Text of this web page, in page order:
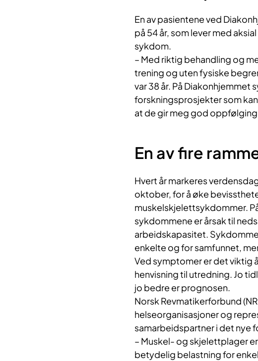
En av pasientene ved
på 54 år, som lever med
sykdom.
– Med riktig behandling og
trening og uten fysiske
var 38 år. På Diakonhjemmet
forskningsprosjekter som
at de gir meg god
En av fire
Hvert år markeres
oktober, for å øke
muskelskjelettsykdommer.
sykdommene er årsak til
arbeidskapasitet.
enkelte og for samfunnet,
Ved symptomer er det viktig
henvisning til utredning. Jo
jo bedre er prognosen.
Norsk Revmatikerforbund
helseorganisasjoner og
samarbeidspartner i det nye
– Muskel- og skjelettplager
betydelig belastning for